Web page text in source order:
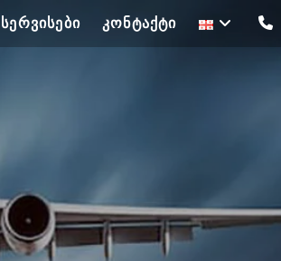
ᲡᲔᲠᲕᲘᲡᲔᲑᲘ ᲙᲝᲜᲢᲐᲥᲢᲘ